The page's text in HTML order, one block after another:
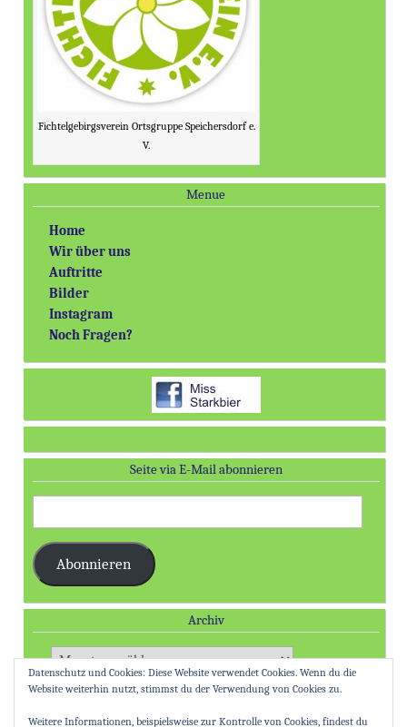
Fichtelgebirgsverein Ortsgruppe Speichersdorf e.
V.
Menue
Home
Wir über uns
Auftritte
Bilder
Instagram
Noch Fragen?
Seite via E-Mail abonnieren
Adresse:
Abonnieren
Archiv
Archiv
Datenschutz und Cookies: Diese Website verwendet Cookies. Wenn du die
Website weiterhin nutzt, stimmst du der Verwendung von Cookies zu.
Weitere Informationen, beispielsweise zur Kontrolle von Cookies, findest du